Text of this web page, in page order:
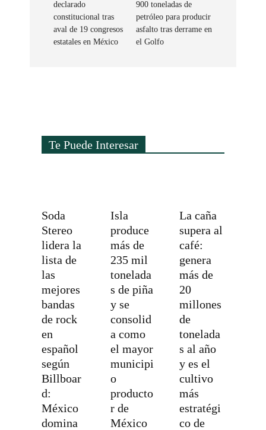
declarado
constitucional tras
aval de 19 congresos
estatales en México
900 toneladas de
petróleo para producir
asfalto tras derrame en
el Golfo
Te Puede Interesar
Soda
Stereo
lidera la
lista de
las
mejores
bandas
de rock
en
español
según
Billboar
d:
México
domina
Isla
produce
más de
235 mil
tonelada
s de piña
y se
consolid
a como
el mayor
municipi
o
producto
r de
México
La caña
supera al
café:
genera
más de
20
millones
de
tonelada
s al año
y es el
cultivo
más
estratégi
co de